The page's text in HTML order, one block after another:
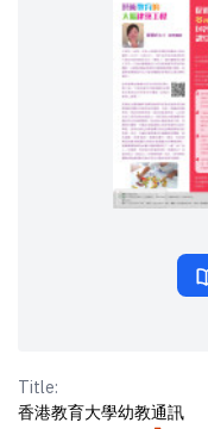
Title:
香港教育大學幼教通訊